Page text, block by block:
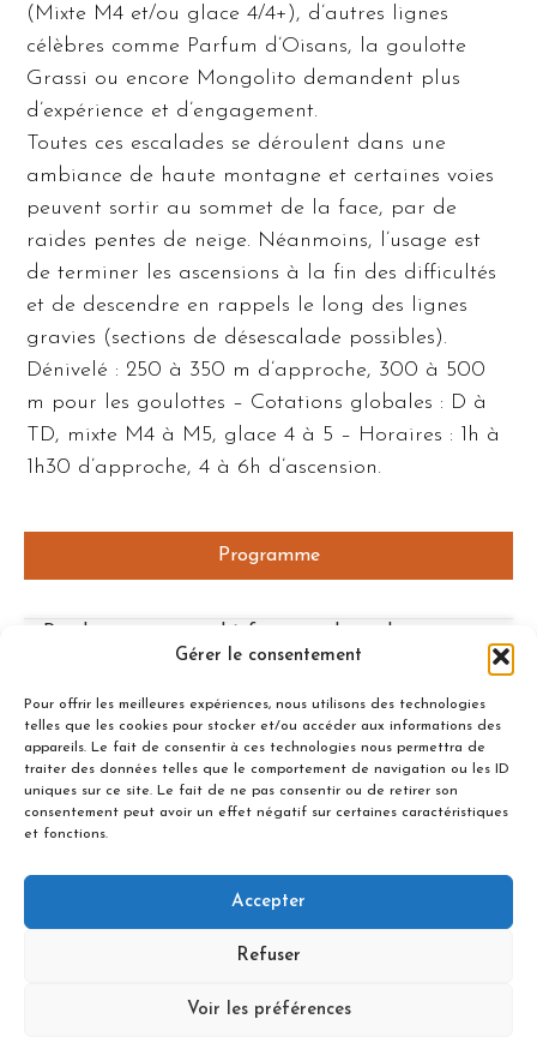
Gérer le consentement
Pour offrir les meilleures expériences, nous utilisons des technologies
telles que les cookies pour stocker et/ou accéder aux informations des
appareils. Le fait de consentir à ces technologies nous permettra de
traiter des données telles que le comportement de navigation ou les ID
uniques sur ce site. Le fait de ne pas consentir ou de retirer son
consentement peut avoir un effet négatif sur certaines caractéristiques
et fonctions.
Accepter
Refuser
Voir les préférences
(Mixte M4 et/ou glace 4/4+), d’autres lignes
célèbres comme Parfum d’Oisans, la goulotte
Grassi ou encore Mongolito demandent plus
d’expérience et d’engagement.
Toutes ces escalades se déroulent dans une
ambiance de haute montagne et certaines voies
peuvent sortir au sommet de la face, par de
raides pentes de neige. Néanmoins, l’usage est
de terminer les ascensions à la fin des difficultés
et de descendre en rappels le long des lignes
gravies (sections de désescalade possibles).
Dénivelé : 250 à 350 m d’approche, 300 à 500
m pour les goulottes – Cotations globales : D à
TD, mixte M4 à M5, glace 4 à 5 – Horaires : 1h à
1h30 d’approche, 4 à 6h d’ascension.
Programme
Inclus
À prévoir
Difficulté et Niveau
de 1 à 2 personne